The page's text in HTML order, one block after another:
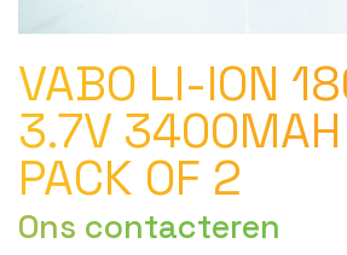
VABO LI-ION
3.7V 3400MAH
PACK OF 2
Ons contacteren